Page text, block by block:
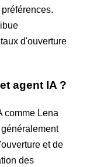
d'ouverture
agent IA ?
comme Lena
et de
des